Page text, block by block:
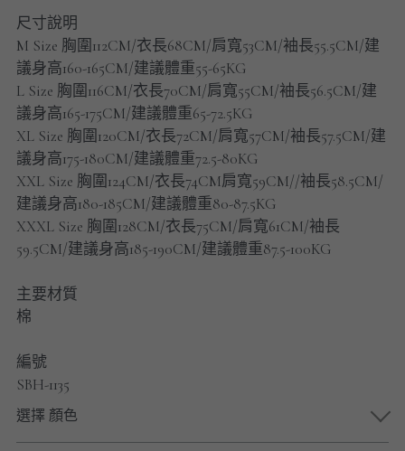
尺寸說明
M Size 胸圍112CM/衣長68CM/肩寬53CM/袖長55.5CM/建
議身高160-165CM/建議體重55-65KG
L Size 胸圍116CM/衣長70CM/肩寬55CM/袖長56.5CM/建
議身高165-175CM/建議體重65-72.5KG
XL Size 胸圍120CM/衣長72CM/肩寬57CM/袖長57.5CM/建
議身高175-180CM/建議體重72.5-80KG
XXL Size 胸圍124CM/衣長74CM肩寬59CM//袖長58.5CM/
建議身高180-185CM/建議體重80-87.5KG
XXXL Size 胸圍128CM/衣長75CM/肩寬61CM/袖長
59.5CM/建議身高185-190CM/建議體重87.5-100KG
主要材質
棉
編號
SBH-1135
選擇 顏色
男裝長褲
男士短褲
男裝九分褲
男裝外套
男裝短袖 T-SHIRT
重磅純色 長袖T-Shirt 系列
重磅純色 衛衣 系列
限時促銷